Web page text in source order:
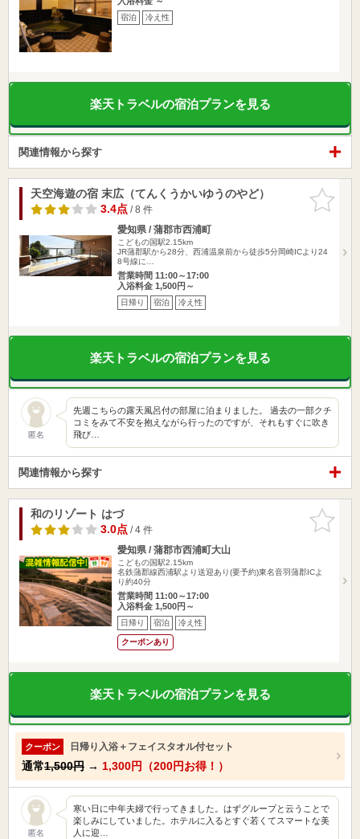
宿泊 冷え性
楽天トラベルの宿泊プランを見る
関連情報から探す
お気に入
りに追加
天空海遊の宿 末広（てんくうかいゆうのやど）
3.4点/ 8 件
愛知県 / 蒲郡市西浦町
こどもの国駅2.15km
JR蒲郡駅から28分、西浦温泉前から徒歩5分岡崎ICより24
8号線に…
営業時間 11:00～17:00
入浴料金 1,500円～
日帰り 宿泊 冷え性
楽天トラベルの宿泊プランを見る
匿名
先週こちらの露天風呂付の部屋に泊まりました。 過去の一部クチ
コミをみて不安を抱えながら行ったのですが、それもすぐに吹き
飛び…
関連情報から探す
お気に入
りに追加
和のリゾート はづ
3.0点/ 4 件
愛知県 / 蒲郡市西浦町大山
こどもの国駅2.15km
名鉄蒲郡線西浦駅より送迎あり(要予約)東名音羽蒲郡ICよ
り約40分
営業時間 11:00～17:00
入浴料金 1,500円～
日帰り 宿泊 冷え性
クーポンあり
楽天トラベルの宿泊プランを見る
クーポン 日帰り入浴＋フェイスタオル付セット
通常1,500円 → 1,300円（200円お得！）
匿名
寒い日に中年夫婦で行ってきました。はずグループと云うことで
楽しみにしていました。ホテルに入るとすぐ若くてスマートな美
人に迎…